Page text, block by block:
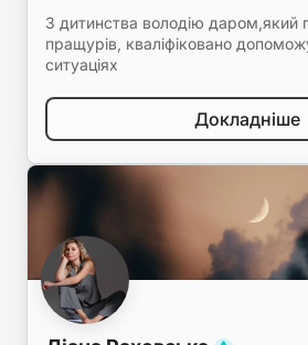
З дитинства володію даром,який
пращурів, кваліфіковано
ситуаціях
Докладніше